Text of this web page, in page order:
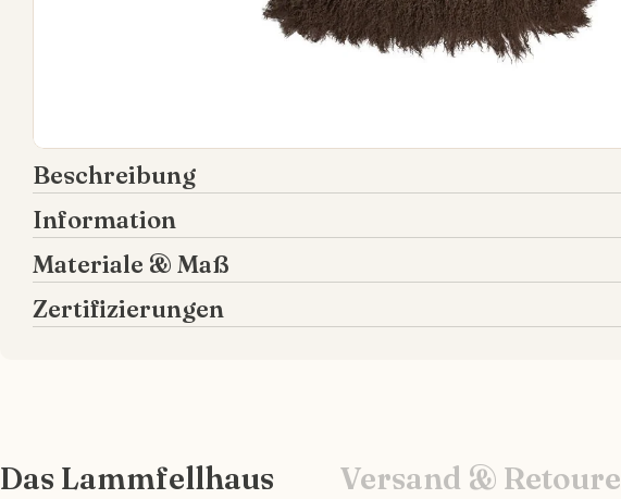
Beschreibung
Information
Materiale & Maß
Zertifizierungen
Das Lammfellhaus Versand & Retoure